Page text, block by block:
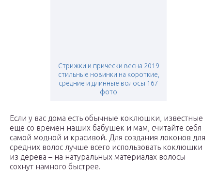
Стрижки и прически весна 2019
стильные новинки на короткие,
средние и длинные волосы 167
фото
Если у вас дома есть обычные коклюшки, известные
еще со времен наших бабушек и мам, считайте себя
самой модной и красивой. Для создания локонов для
средних волос лучше всего использовать коклюшки
из дерева – на натуральных материалах волосы
сохнут намного быстрее.